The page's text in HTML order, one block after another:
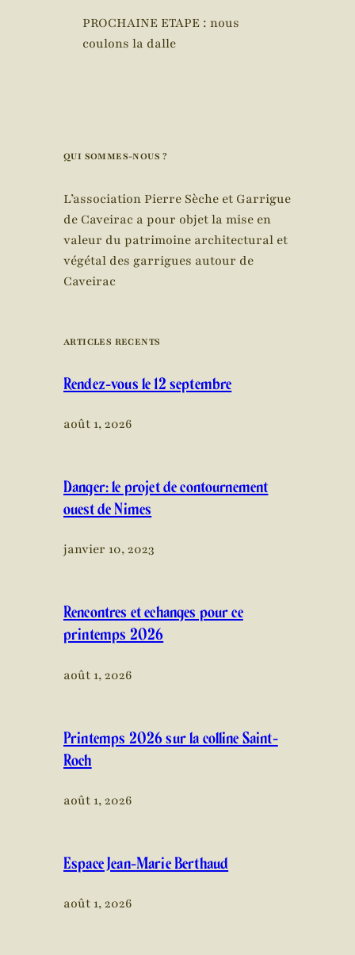
PROCHAINE ETAPE : nous
coulons la dalle
QUI SOMMES-NOUS ?
L’association Pierre Sèche et Garrigue
de Caveirac a pour objet la mise en
valeur du patrimoine architectural et
végétal des garrigues autour de
Caveirac
ARTICLES RECENTS
Rendez-vous le 12 septembre
août 1, 2026
Danger: le projet de contournement
ouest de Nîmes
janvier 10, 2023
Rencontres et échanges pour ce
printemps 2026
août 1, 2026
Printemps 2026 sur la colline Saint-
Roch
août 1, 2026
Espace Jean-Marie Berthaud
août 1, 2026